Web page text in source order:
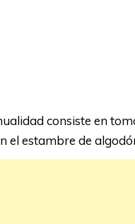
consiste en
el estambre de